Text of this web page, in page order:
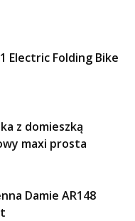
Electric Folding Bike
z domieszką
maxi prosta
Damie AR148